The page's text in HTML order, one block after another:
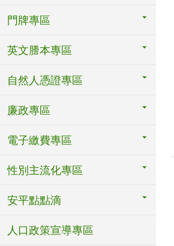
門牌專區
英文謄本專區
自然人憑證專區
廉政專區
電子繳費專區
性別主流化專區
安平點點滴
人口政策宣導專區